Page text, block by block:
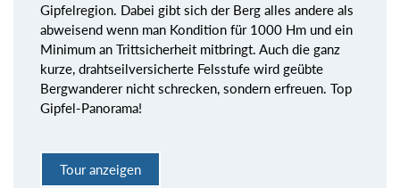
Gipfelregion. Dabei gibt sich der Berg alles andere als
abweisend wenn man Kondition für 1000 Hm und ein
Minimum an Trittsicherheit mitbringt. Auch die ganz
kurze, drahtseilversicherte Felsstufe wird geübte
Bergwanderer nicht schrecken, sondern erfreuen. Top
Gipfel-Panorama!
Tour anzeigen